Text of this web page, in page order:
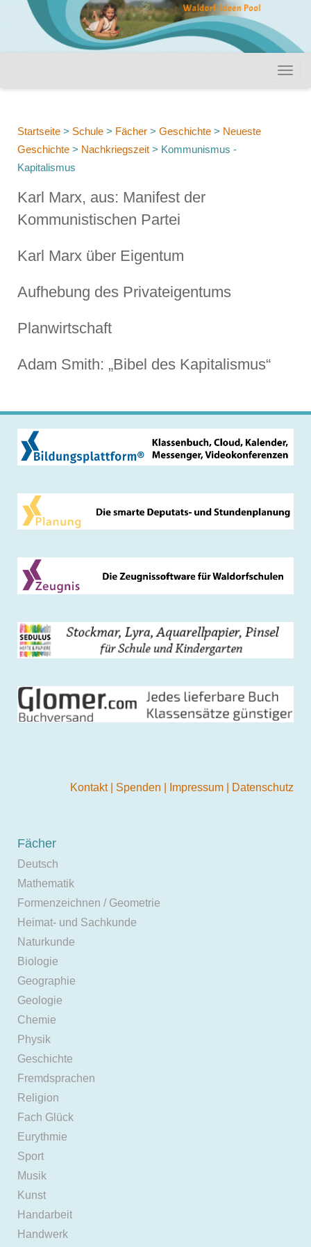
Startseite > Schule > Fächer > Geschichte > Neueste
Geschichte > Nachkriegszeit > Kommunismus -
Kapitalismus
Karl Marx, aus: Manifest der
Kommunistischen Partei
Karl Marx über Eigentum
Aufhebung des Privateigentums
Planwirtschaft
Adam Smith: „Bibel des Kapitalismus“
Kontakt Spenden Impressum Datenschutz
Fächer
Deutsch
Mathematik
Formenzeichnen / Geometrie
Heimat- und Sachkunde
Naturkunde
Biologie
Geographie
Geologie
Chemie
Physik
Geschichte
Fremdsprachen
Religion
Fach Glück
Eurythmie
Sport
Musik
Kunst
Handarbeit
Handwerk